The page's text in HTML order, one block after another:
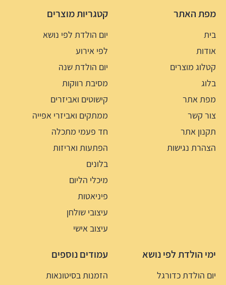
מפת האתר
בית
אודות
קטלוג מוצרים
בלוג
מפת אתר
צור קשר
תקנון אתר
הצהרת נגישות
קטגריות מוצרים
יום הולדת לפי נושא
לפי אירוע
יום הולדת שנה
מסיבת רווקות
קישוטים ואביזרים
ממתקים ואביזרי אפייה
חד פעמי מתכלה
הפתעות ואריזות
בלונים
מיכלי הליום
פיניאטות
עיצובי שולחן
עיצוב אישי
ימי הולדת לפי נושא
יום הולדת כדורגל
עמודים נוספים
הזמנות בסיטונאות